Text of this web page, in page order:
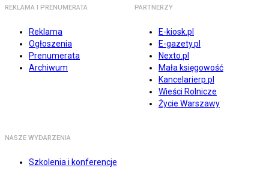
REKLAMA I PRENUMERATA
Reklama
Ogłoszenia
Prenumerata
Archiwum
PARTNERZY
E-kiosk.pl
E-gazety.pl
Nexto.pl
Mała księgowość
Kancelarierp.pl
Wieści Rolnicze
Życie Warszawy
NASZE WYDARZENIA
Szkolenia i konferencje